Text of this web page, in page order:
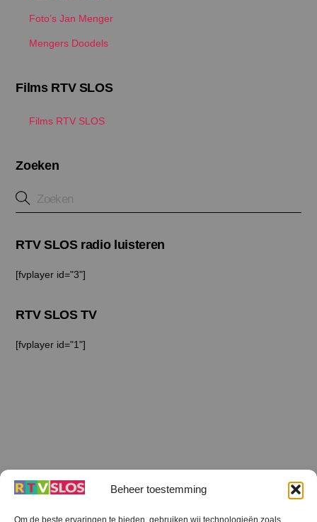
Beheer toestemming
Om de beste ervaringen te bieden, gebruiken wij technologieën zoals
Foto’s Jan Menger
Mengers Doodels
Films RTV SLOS
Films RTV SLOS
Zoeken
RTV SLOS radio luisteren
[fvplayer id="3"]
RTV SLOS TV
[fvplayer id="1"]